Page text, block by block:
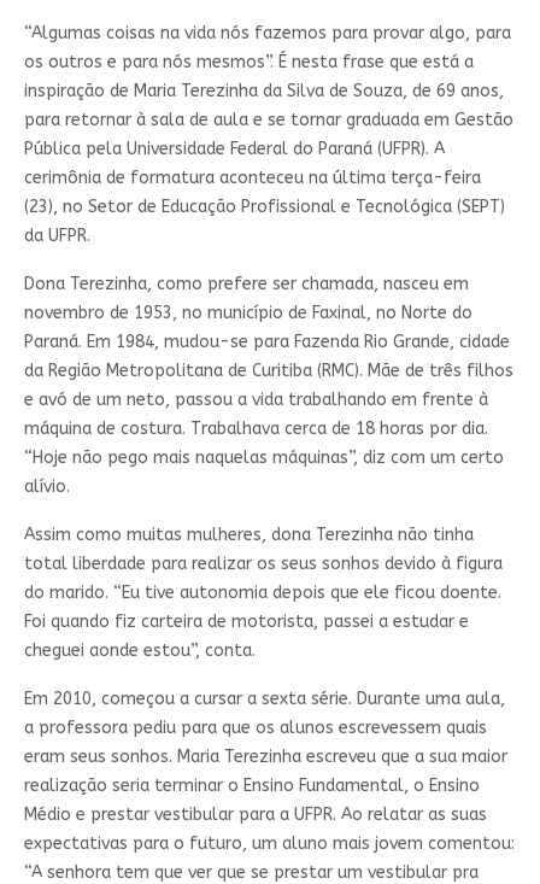
“Algumas coisas na vida nós fazemos para provar algo, para
os outros e para nós mesmos”. É nesta frase que está a
inspiração de Maria Terezinha da Silva de Souza, de 69 anos,
para retornar à sala de aula e se tornar graduada em Gestão
Pública pela Universidade Federal do Paraná (UFPR). A
cerimônia de formatura aconteceu na última terça-feira
(23), no Setor de Educação Profissional e Tecnológica (SEPT)
da UFPR.
Dona Terezinha, como prefere ser chamada, nasceu em
novembro de 1953, no município de Faxinal, no Norte do
Paraná. Em 1984, mudou-se para Fazenda Rio Grande, cidade
da Região Metropolitana de Curitiba (RMC). Mãe de três filhos
e avó de um neto, passou a vida trabalhando em frente à
máquina de costura. Trabalhava cerca de 18 horas por dia.
“Hoje não pego mais naquelas máquinas”, diz com um certo
alívio.
Assim como muitas mulheres, dona Terezinha não tinha
total liberdade para realizar os seus sonhos devido à figura
do marido. “Eu tive autonomia depois que ele ficou doente.
Foi quando fiz carteira de motorista, passei a estudar e
cheguei aonde estou”, conta.
Em 2010, começou a cursar a sexta série. Durante uma aula,
a professora pediu para que os alunos escrevessem quais
eram seus sonhos. Maria Terezinha escreveu que a sua maior
realização seria terminar o Ensino Fundamental, o Ensino
Médio e prestar vestibular para a UFPR. Ao relatar as suas
expectativas para o futuro, um aluno mais jovem comentou:
“A senhora tem que ver que se prestar um vestibular pra